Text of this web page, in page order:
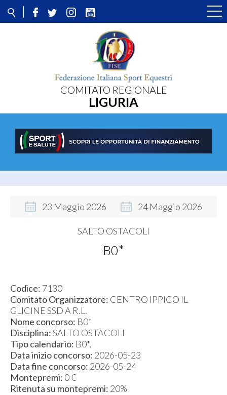
COMITATO REGIONALE
LIGURIA
23 Maggio 2026 24 Maggio 2026
B0*
Codice: 7130
Comitato Organizzatore: CENTRO IPPICO IL
GLICINE SSD A R.L.
Nome concorso: B0*
Disciplina:SALTO OSTACOLI
Tipo calendario: B0*,
Data inizio concorso: 2026-05-23
Data fine concorso: 2026-05-24
Montepremi: 0 €
Ritenuta su montepremi: 20%
SALTO OSTACOLI